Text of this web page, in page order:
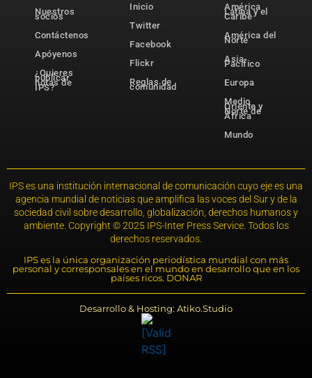
Nuestros
socios
Contáctenos
Apóyenos
¿Quieres
publicar
notas de
IPS?
Inicio
Twitter
Facebook
Flickr
Reglas de
comunidad
América
Latina y el
Caribe
América del
Norte
Asia-
Pacífico
Europa
Medio
Oriente y
Norte de
África
Mundo
IPS es una institución internacional de comunicación cuyo eje es una
agencia mundial de noticias que amplifica las voces del Sur y de la
sociedad civil sobre desarrollo, globalización, derechos humanos y
ambiente. Copyright © 2025 IPS-Inter Press Service. Todos los
derechos reservados.
IPS es la única organización periodística mundial con más
personal y corresponsales en el mundo en desarrollo que en los
países ricos. DONAR
Desarrollo & Hosting: Atiko.Studio